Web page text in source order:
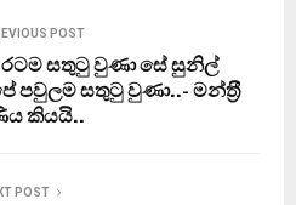
POST
රටම සතුටු වුණා සේ සුනිල්
පවුලම සතුටු වුණා..- මන්ත‍්‍රී
කියයි..
POST